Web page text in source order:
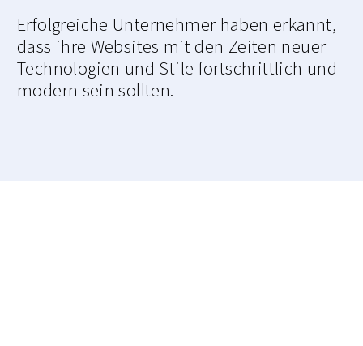
Erfolgreiche Unternehmer haben erkannt,
dass ihre Websites mit den Zeiten neuer
Technologien und Stile fortschrittlich und
modern sein sollten.